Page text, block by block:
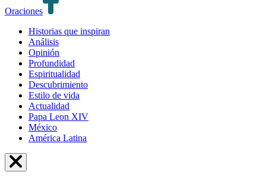
Oraciones
Historias que inspiran
Análisis
Opinión
Profundidad
Espiritualidad
Descubrimiento
Estilo de vida
Actualidad
Papa Leon XIV
México
América Latina